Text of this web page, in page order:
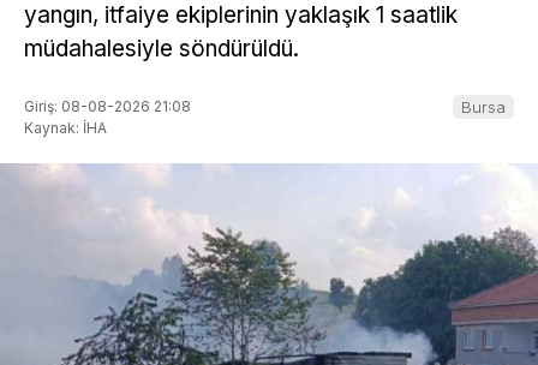
yangın, itfaiye ekiplerinin yaklaşık 1 saatlik
müdahalesiyle söndürüldü.
Giriş: 08-08-2026 21:08
Kaynak: İHA
Bursa